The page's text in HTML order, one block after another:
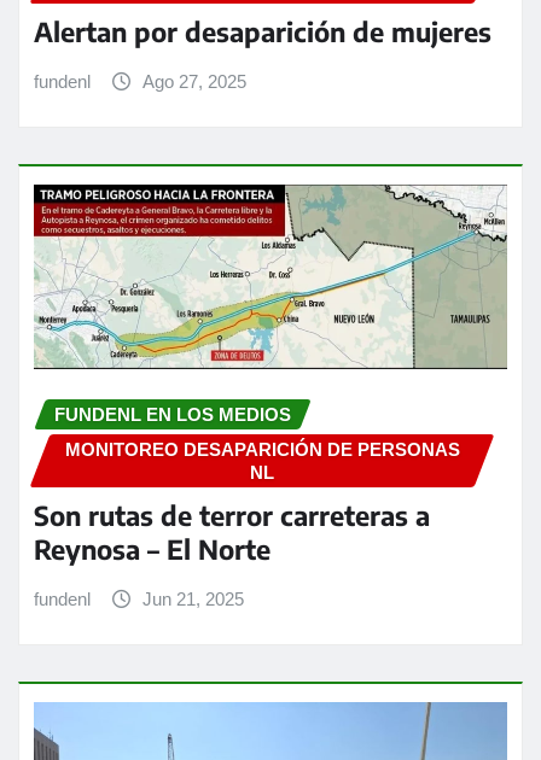
Alertan por desaparición de mujeres
fundenl Ago 27, 2025
FUNDENL EN LOS MEDIOS
MONITOREO DESAPARICIÓN DE PERSONAS
NL
Son rutas de terror carreteras a
Reynosa – El Norte
fundenl Jun 21, 2025